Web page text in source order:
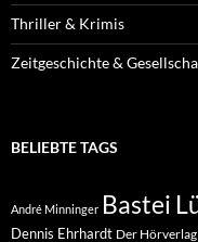
Thriller & Krimis
Zeitgeschichte &
BELIEBTE TAGS
André Minninger Bastei
Dennis Ehrhardt Der Hörverlag